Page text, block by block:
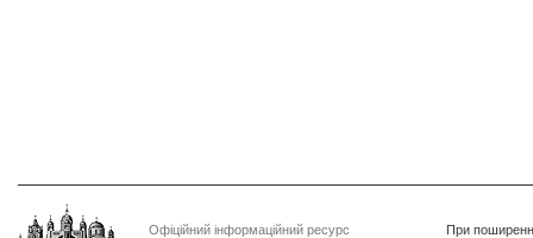
Офіційний інформаційний ресурс
При